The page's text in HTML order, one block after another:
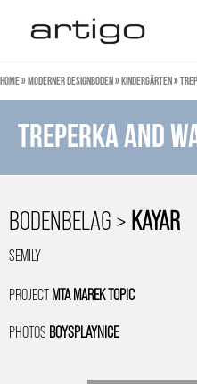
springen
Home»Moderner Designboden»Kindergärten»
Treperka and
BODENBELAG >KAYAR
SEMILY
PROJECTMTA MAREK TOPIC
PHOTOS BOYSPLAYNICE